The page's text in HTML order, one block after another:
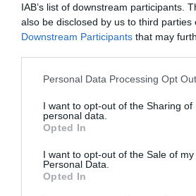
IAB’s list of downstream participants.
also be disclosed by us to third parties
Downstream Participants that may
Personal Data Processing Opt
I want to opt-out of the Sharing of
personal data.
Opted In
I want to opt-out of the Sale of my
Personal Data.
Opted In
Índex2P
LaLiga
Liga F
PRO Women in Sports